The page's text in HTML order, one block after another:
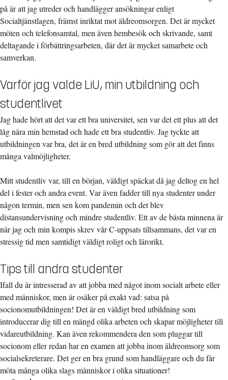
på är att jag utreder och handlägger ansökningar enligt
Socialtjänstlagen, främst inriktat mot äldreomsorgen. Det är mycket
möten och telefonsamtal, men även hembesök och skrivande, samt
deltagande i förbättringsarbeten, där det är mycket samarbete och
samverkan.
Varför jag valde LiU, min utbildning och
studentlivet
Jag hade hört att det var ett bra universitet, sen var det ett plus att det
låg nära min hemstad och hade ett bra studentliv. Jag tyckte att
utbildningen var bra, det är en bred utbildning som gör att det finns
många valmöjligheter.
Mitt studentliv var, till en början, väldigt späckat då jag deltog en hel
del i fester och andra event. Var även fadder till nya studenter under
någon termin, men sen kom pandemin och det blev
distansundervisning och mindre studentliv. Ett av de bästa minnena är
när jag och min kompis skrev vår C-uppsats tillsammans, det var en
stressig tid men samtidigt väldigt roligt och lärorikt.
Tips till andra studenter
Ifall du är intresserad av att jobba med något inom socialt arbete eller
med människor, men är osäker på exakt vad: satsa på
socionomutbildningen! Det är en väldigt bred utbildning som
introducerar dig till en mängd olika arbeten och skapar möjligheter till
vidareutbildning. Kan även rekommendera den som pluggar till
socionom eller redan har en examen att jobba inom äldreomsorg som
socialsekreterare. Det ger en bra grund som handläggare och du får
möta många olika slags människor i olika situationer!